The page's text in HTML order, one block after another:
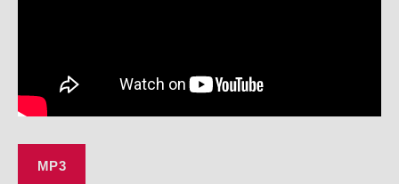
MP3